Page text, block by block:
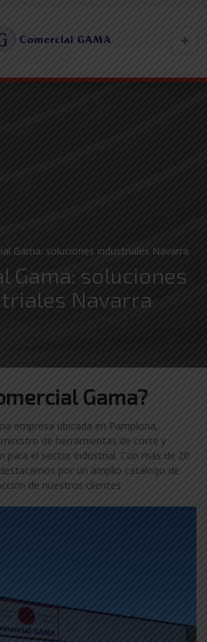
Gama: soluciones industriales Navarra
Gama: soluciones
Navarra
Gama?
empresa ubicada en Pamplona,
de herramientas de corte y
para el sector industrial. Con más de 20
por un amplio catálogo de
de nuestros clientes.